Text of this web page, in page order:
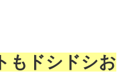
もドシドシお